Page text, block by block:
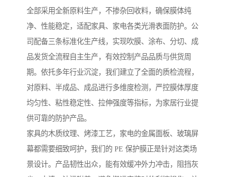
全部采用全新原料生产，不掺杂回收料，确保膜体纯
净、性能稳定，适配家具、家电各类光滑表面防护。公
司配备三条标准化生产线，实现吹膜、涂布、分切、成
品发货全流程自主生产，有效控制产品品质与供货周
期。依托多年行业沉淀，我们建立了全面的质检流程，
对原料、半成品、成品进行多维度检测，严控膜体厚度
均匀性、粘性稳定性、拉伸强度等指标，为家居行业提
供可靠的防护产品。
家具的木质纹理、烤漆工艺，家电的金属面板、玻璃屏
幕都需要细致呵护，我们的 PE 保护膜正是针对这类场
景设计。产品韧性出众，能有效缓冲外力冲击，阻挡灰